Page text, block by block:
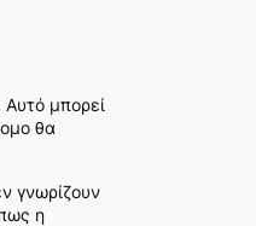
μπορεί
θα
γνωρίζουν
η